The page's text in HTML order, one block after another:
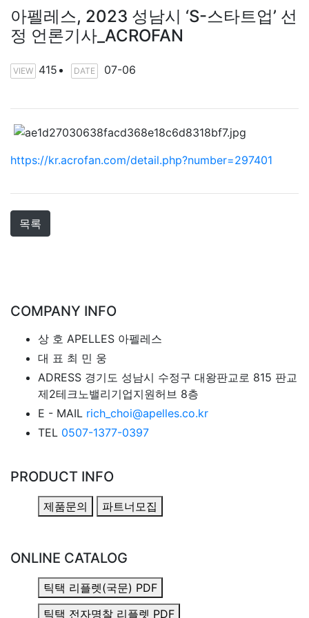
아펠레스, 2023 성남시 ‘S-스타트업’ 선
정 언론기사_ACROFAN
VIEW 415 DATE 07-06
https://kr.acrofan.com/detail.php?number=297401
목록
COMPANY INFO
상 호 APELLES 아펠레스
대 표 최 민 웅
ADRESS 경기도 성남시 수정구 대왕판교로 815 판교
제2테크노밸리기업지원허브 8층
E - MAIL rich_choi@apelles.co.kr
TEL 0507-1377-0397
PRODUCT INFO
제품문의 파트너모집
ONLINE CATALOG
틱택 리플렛(국문) PDF
틱택 전자명찰 리플렛 PDF